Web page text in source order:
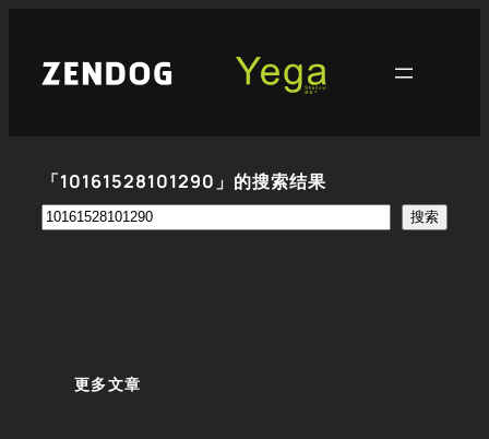
「10161528101290」的搜索结果
搜
搜索
更多文章